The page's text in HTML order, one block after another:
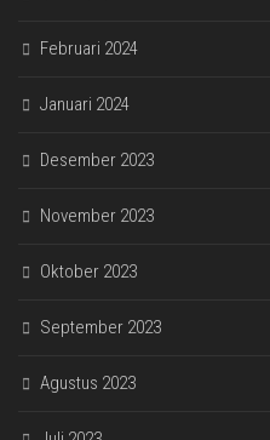
Februari 2024
Januari 2024
Desember 2023
November 2023
Oktober 2023
September 2023
Agustus 2023